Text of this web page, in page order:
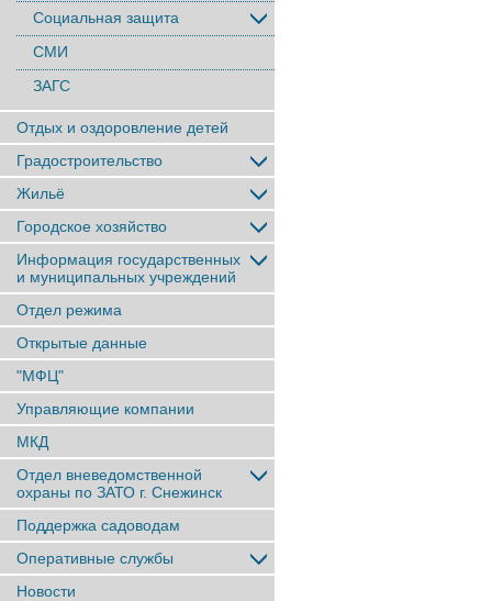
Социальная защита
СМИ
ЗАГС
Отдых и оздоровление детей
Градостроительство
Жильё
Городское хозяйство
Информация государственных
и муниципальных учреждений
Отдел режима
Открытые данные
"МФЦ"
Управляющие компании
МКД
Отдел вневедомственной
охраны по ЗАТО г. Снежинск
Поддержка садоводам
Оперативные службы
Новости